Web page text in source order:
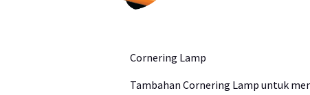
Cornering Lamp
Tambahan Cornering Lamp untuk